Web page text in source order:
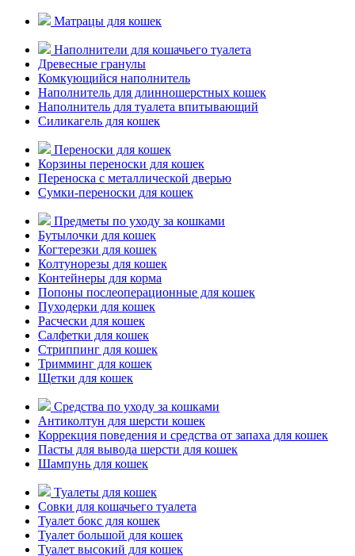
Матрацы для кошек
Наполнители для кошачьего туалета
Древесные гранулы
Комкующийся наполнитель
Наполнитель для длинношерстных кошек
Наполнитель для туалета впитывающий
Силикагель для кошек
Переноски для кошек
Корзины переноски для кошек
Переноска с металлической дверью
Сумки-переноски для кошек
Предметы по уходу за кошками
Бутылочки для кошек
Когтерезки для кошек
Колтунорезы для кошек
Контейнеры для корма
Попоны послеоперационные для кошек
Пуходерки для кошек
Расчески для кошек
Салфетки для кошек
Стриппинг для кошек
Тримминг для кошек
Щетки для кошек
Средства по уходу за кошками
Антиколтун для шерсти кошек
Коррекция поведения и средства от запаха для кошек
Пасты для вывода шерсти для кошек
Шампунь для кошек
Туалеты для кошек
Совки для кошачьего туалета
Туалет бокс для кошек
Туалет большой для кошек
Туалет высокий для кошек